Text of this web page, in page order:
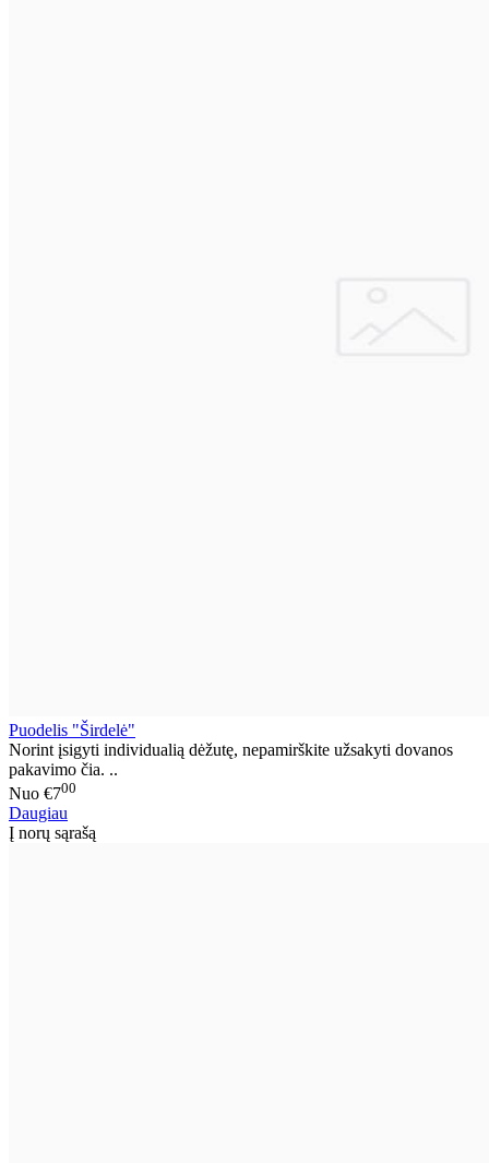
Puodelis "Širdelė"
Norint įsigyti individualią dėžutę, nepamirškite užsakyti dovanos
pakavimo čia. ..
Nuo €700
Daugiau
Į norų sąrašą